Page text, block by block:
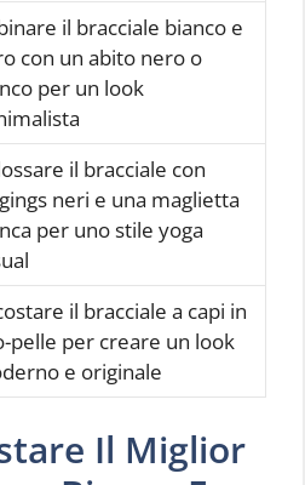
il bracciale bianco e
con un abito nero o
per un look
il bracciale con
neri e una maglietta
per uno stile yoga
il bracciale a capi in
pelle per creare un look
e originale
Il Miglior